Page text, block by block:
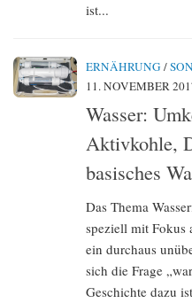
ist...
ERNÄHRUNG /
11. NOVEMBER
Wasser:
Aktivkohle,
basisches
Das Thema
speziell mit Fokus
ein durchaus
sich die Frage
Geschichte dazu